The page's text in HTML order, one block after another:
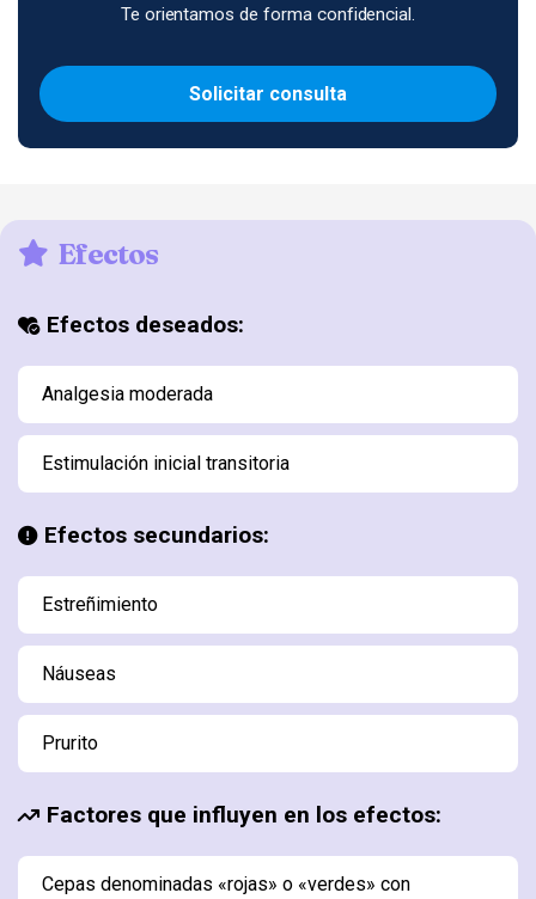
Te orientamos de forma confidencial.
Solicitar consulta
Efectos
Efectos deseados:
Analgesia moderada
Estimulación inicial transitoria
Efectos secundarios:
Estreñimiento
Náuseas
Prurito
Factores que influyen en los efectos:
Cepas denominadas «rojas» o «verdes» con